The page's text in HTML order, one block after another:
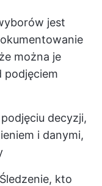
jest
można je
podjęciem
podjęciu decyzji,
i danymi,
Śledzenie, kto